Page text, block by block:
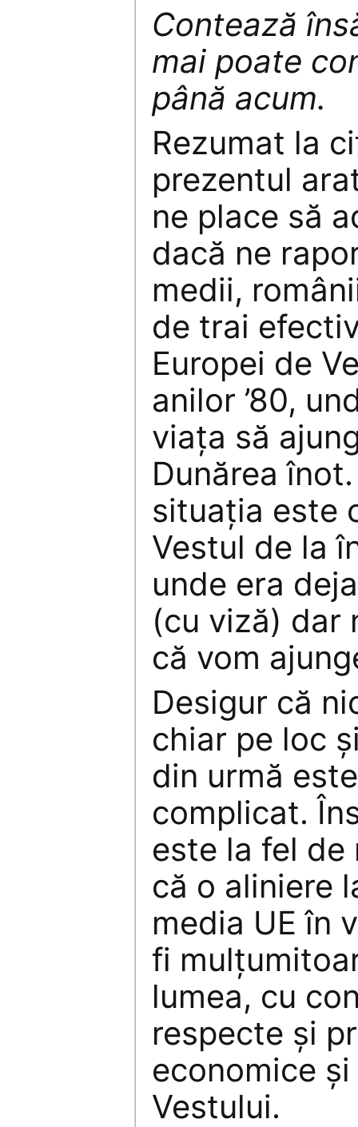
Contează
mai poate
până acum.
Rezumat la
prezentul
ne place să
dacă ne
medii,
de trai
Europei de
anilor ’80,
viața să
Dunărea
situația este
Vestul de la
unde era
(cu viză) dar
că vom
Desigur că
chiar pe loc
din urmă
complicat.
este la fel de
că o aliniere
media UE în
fi
lumea, cu
respecte și
economice
Vestului.